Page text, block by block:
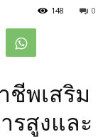
0
148
ชีพเสริม
รสูงและ